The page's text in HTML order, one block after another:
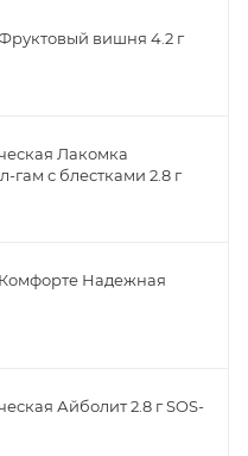
вишня 4.2 г
Лакомка
с блестками 2.8 г
Надежная
Айболит 2.8 г SOS-